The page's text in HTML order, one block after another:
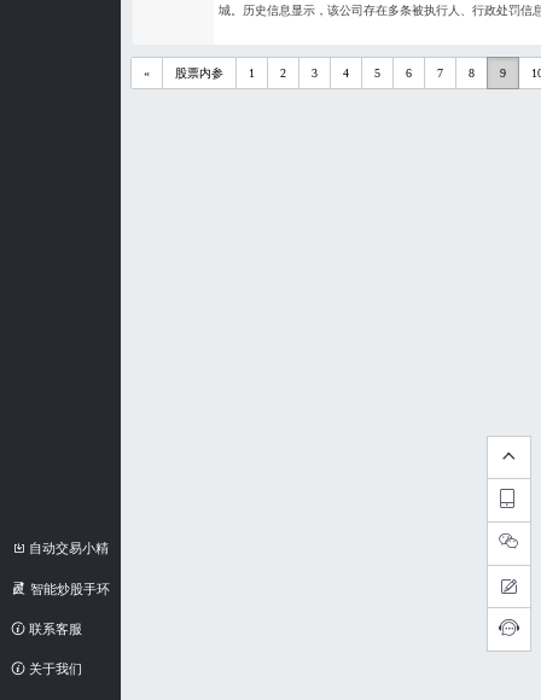
自动交易小精
灵 智能炒股手环
联系客服
关于我们
城。历史信息显示，该公司存在多条被执行人、行政处罚信
« 股票内参 1 2 3 4 5 6 7 8 9